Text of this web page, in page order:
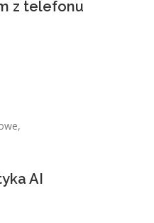
z telefonu
AI